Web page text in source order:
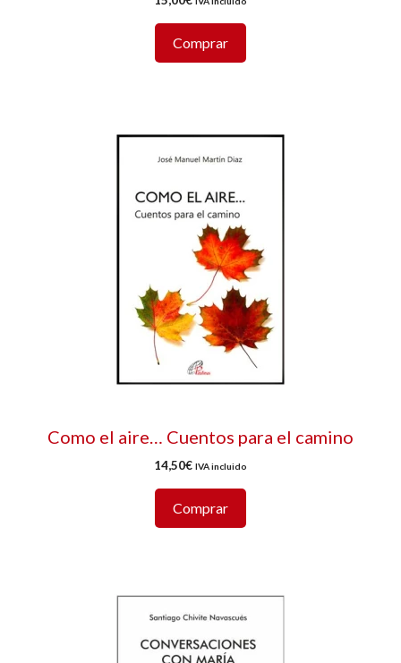
Comprar
Como el aire… Cuentos para el camino
14,50€ IVA incluido
Comprar